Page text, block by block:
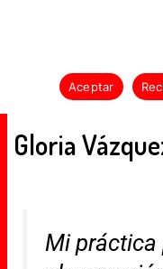
Gloria
Mi práctica
Aceptar